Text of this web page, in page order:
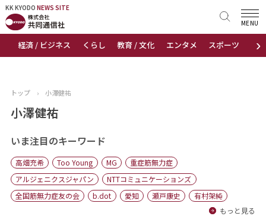
KK KYODO NEWS SITE
›
経済 / ビジネス くらし 教育 / 文化 エンタメ スポーツ 地域
MENU
KK KYODONEWS SITE
トップページ
ニュース
おすすめコンテンツ
出版物
会社概要
トップ › 小澤健祐
小澤健祐
いま注目のキーワード
高畑充希 Too Young MG
重症筋無力症
アルジェニクスジャパン
NTTコミュニケーションズ
全国筋無力症友の会
b.dot 愛知 瀬戸康史
有村架純
もっと見る